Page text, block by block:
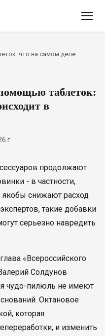
что на самом деле
таблеток:
в
г.
продолжают
- в частности,
якобы снижают расход
такие добавки
серьезно навредить
«Всероссийского
Солдунов
чудо-пилюль не имеют
Октановое
которая
и изменить